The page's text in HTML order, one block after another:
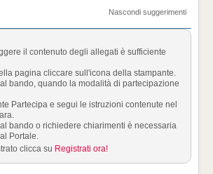
Nascondi suggerimenti
il contenuto degli allegati è sufficiente
pagina cliccare sull'icona della stampante.
bando, quando la modalità di partecipazione
Partecipa e segui le istruzioni contenute nel
bando o richiedere chiarimenti è necessaria
Portale.
clicca su Registrati ora!